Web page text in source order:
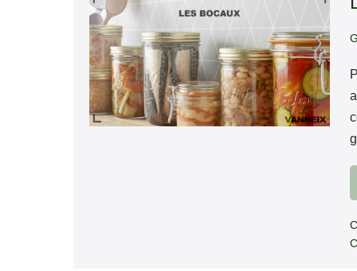
bocaux